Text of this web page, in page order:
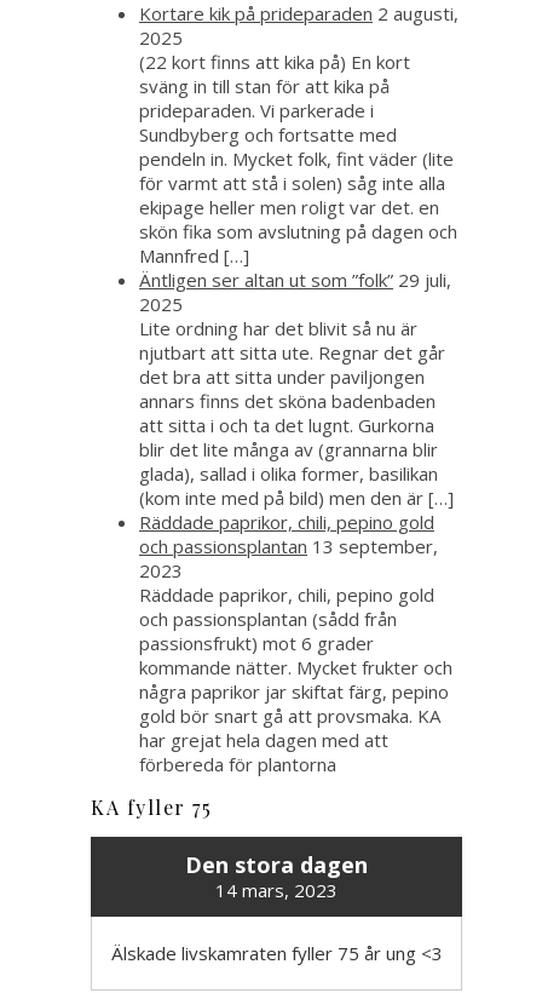
Kortare kik på prideparaden 2 augusti,
2025
(22 kort finns att kika på) En kort
sväng in till stan för att kika på
prideparaden. Vi parkerade i
Sundbyberg och fortsatte med
pendeln in. Mycket folk, fint väder (lite
för varmt att stå i solen) såg inte alla
ekipage heller men roligt var det. en
skön fika som avslutning på dagen och
Mannfred […]
Äntligen ser altan ut som ”folk” 29 juli,
2025
Lite ordning har det blivit så nu är
njutbart att sitta ute. Regnar det går
det bra att sitta under paviljongen
annars finns det sköna badenbaden
att sitta i och ta det lugnt. Gurkorna
blir det lite många av (grannarna blir
glada), sallad i olika former, basilikan
(kom inte med på bild) men den är […]
Räddade paprikor, chili, pepino gold
och passionsplantan 13 september,
2023
Räddade paprikor, chili, pepino gold
och passionsplantan (sådd från
passionsfrukt) mot 6 grader
kommande nätter. Mycket frukter och
några paprikor jar skiftat färg, pepino
gold bör snart gå att provsmaka. KA
har grejat hela dagen med att
förbereda för plantorna
KA fyller 75
Den stora dagen
14 mars, 2023
Älskade livskamraten fyller 75 år ung <3